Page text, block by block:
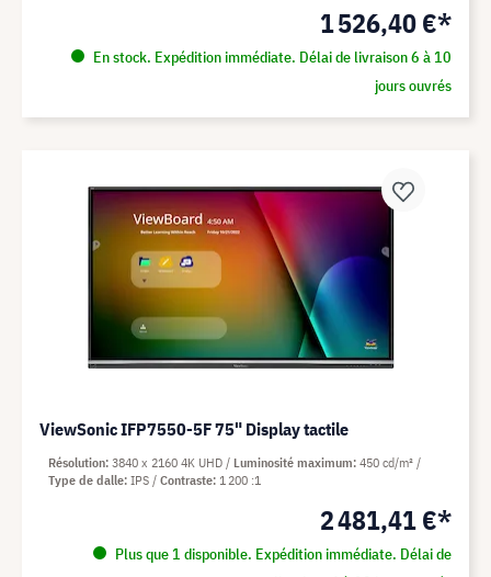
1 526,40 €*
En stock. Expédition immédiate. Délai de livraison 6 à 10
jours ouvrés
ViewSonic IFP7550-5F 75" Display tactile
2 481,41 €*
Plus que 1 disponible. Expédition immédiate. Délai de
Résolution 3840 x 2160 4K UHD Luminosité maximum 450 cd/m²
Type de dalle IPS Contraste 1 200 :1